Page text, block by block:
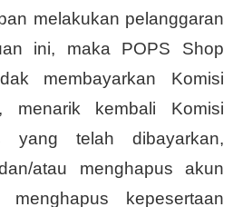
melakukan pelanggaran
ini, maka POPS Shop
membayarkan Komisi
menarik kembali Komisi
yang telah dibayarkan,
atau menghapus akun
kepesertaan